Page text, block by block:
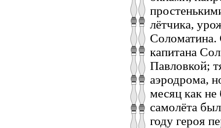
лётчика,
Соломатина.
капитана
Павловкой;
аэродрома,
месяц как
самолёта
году героя